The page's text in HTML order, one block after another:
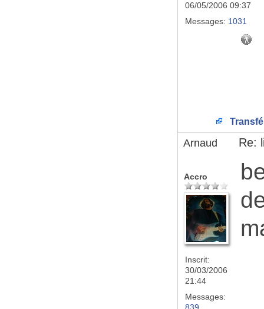
06/05/2006 09:37
Messages: 1031
Arnaud Re:
Accro
Inscrit:
30/03/2006
21:44
Messages: